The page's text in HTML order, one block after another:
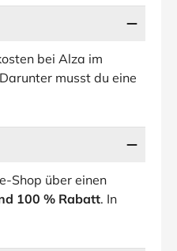
bei Alza im
musst du eine
Shop über einen
100 % Rabatt. In